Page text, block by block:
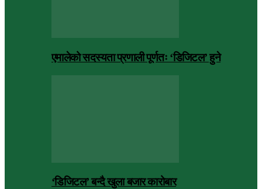
एमालेको सदस्यता प्रणाली पूर्णतः ‘डिजिटल’ हुने
‘डिजिटल’ बन्दै खुला बजार कारोबार